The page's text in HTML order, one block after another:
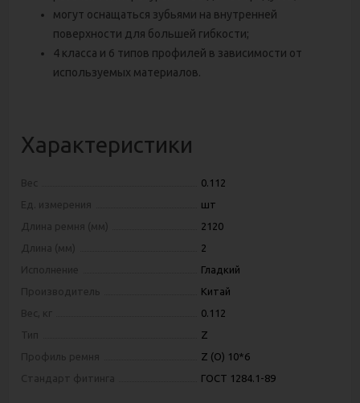
могут оснащаться зубьями на внутренней
поверхности для большей гибкости;
4 класса и 6 типов профилей в зависимости от
используемых материалов.
Характеристики
Вес
0.112
Ед. измерения
шт
Длина ремня (мм)
2120
Длина (мм)
2
Исполнение
Гладкий
Производитель
Китай
Вес, кг
0.112
Тип
Z
Профиль ремня
Z (O) 10*6
Стандарт фитинга
ГОСТ 1284.1-89